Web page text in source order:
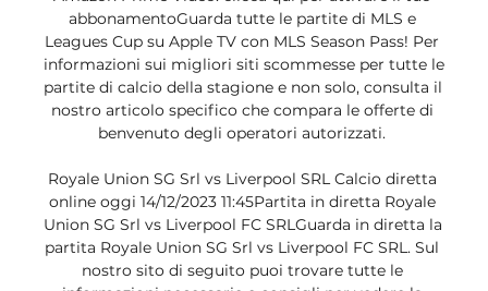
abbonamentoGuarda tutte le partite di MLS e
Leagues Cup su Apple TV con MLS Season Pass! Per
informazioni sui migliori siti scommesse per tutte le
partite di calcio della stagione e non solo, consulta il
nostro articolo specifico che compara le offerte di
benvenuto degli operatori autorizzati.
Royale Union SG Srl vs Liverpool SRL Calcio diretta
online oggi 14/12/2023 11:45Partita in diretta Royale
Union SG Srl vs Liverpool FC SRLGuarda in diretta la
partita Royale Union SG Srl vs Liverpool FC SRL. Sul
nostro sito di seguito puoi trovare tutte le